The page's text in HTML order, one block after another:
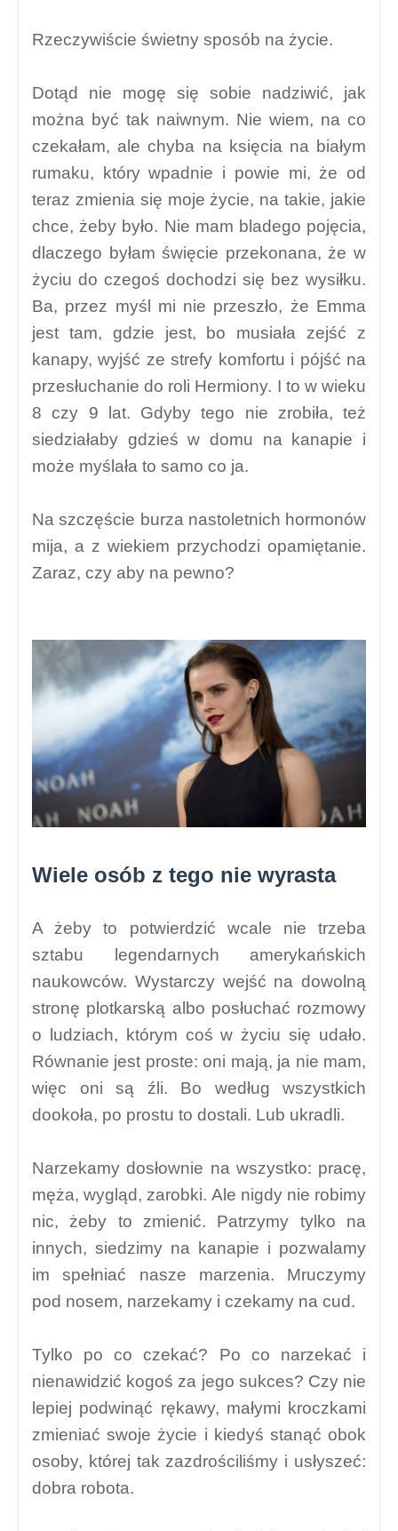
Rzeczywiście świetny sposób na życie.
Dotąd nie mogę się sobie nadziwić, jak
można być tak naiwnym. Nie wiem, na co
czekałam, ale chyba na księcia na białym
rumaku, który wpadnie i powie mi, że od
teraz zmienia się moje życie, na takie, jakie
chce, żeby było. Nie mam bladego pojęcia,
dlaczego byłam święcie przekonana, że w
życiu do czegoś dochodzi się bez wysiłku.
Ba, przez myśl mi nie przeszło, że Emma
jest tam, gdzie jest, bo musiała zejść z
kanapy, wyjść ze strefy komfortu i pójść na
przesłuchanie do roli Hermiony. I to w wieku
8 czy 9 lat. Gdyby tego nie zrobiła, też
siedziałaby gdzieś w domu na kanapie i
może myślała to samo co ja.
Na szczęście burza nastoletnich hormonów
mija, a z wiekiem przychodzi opamiętanie.
Zaraz, czy aby na pewno?
Wiele osób z tego nie wyrasta
A żeby to potwierdzić wcale nie trzeba
sztabu legendarnych amerykańskich
naukowców. Wystarczy wejść na dowolną
stronę plotkarską albo posłuchać rozmowy
o ludziach, którym coś w życiu się udało.
Równanie jest proste: oni mają, ja nie mam,
więc oni są źli. Bo według wszystkich
dookoła, po prostu to dostali. Lub ukradli.
Narzekamy dosłownie na wszystko: pracę,
męża, wygląd, zarobki. Ale nigdy nie robimy
nic, żeby to zmienić. Patrzymy tylko na
innych, siedzimy na kanapie i pozwalamy
im spełniać nasze marzenia. Mruczymy
pod nosem, narzekamy i czekamy na cud.
Tylko po co czekać? Po co narzekać i
nienawidzić kogoś za jego sukces? Czy nie
lepiej podwinąć rękawy, małymi kroczkami
zmieniać swoje życie i kiedyś stanąć obok
osoby, której tak zazdrościliśmy i usłyszeć:
dobra robota.